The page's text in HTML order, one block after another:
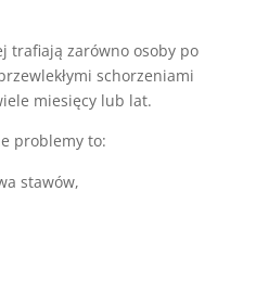
trafiają zarówno osoby po
schorzeniami
miesięcy lub lat.
problemy to:
stawów,